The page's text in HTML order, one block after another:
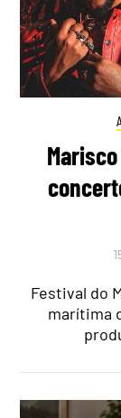
Festival do
marítima